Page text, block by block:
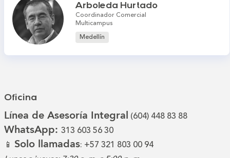
Arboleda Hurtado
Coordinador Comercial
Multicampus
Medellín
Oficina
Línea de Asesoría Integral (604) 448 83 88
WhatsApp: 313 603 56 30
📱 Solo llamadas: +57 321 803 00 94